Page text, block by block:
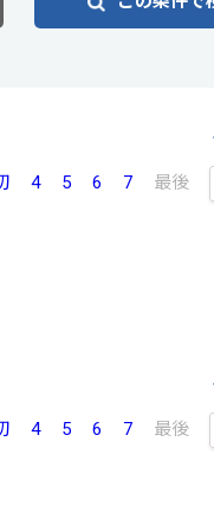
4 5 6 7 最後
4 5 6 7 最後